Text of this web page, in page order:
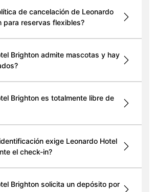
de cancelación de Leonardo
para reservas flexibles?
Brighton admite mascotas y hay
Brighton es totalmente libre de
exige Leonardo Hotel
el check-in?
Brighton solicita un depósito por